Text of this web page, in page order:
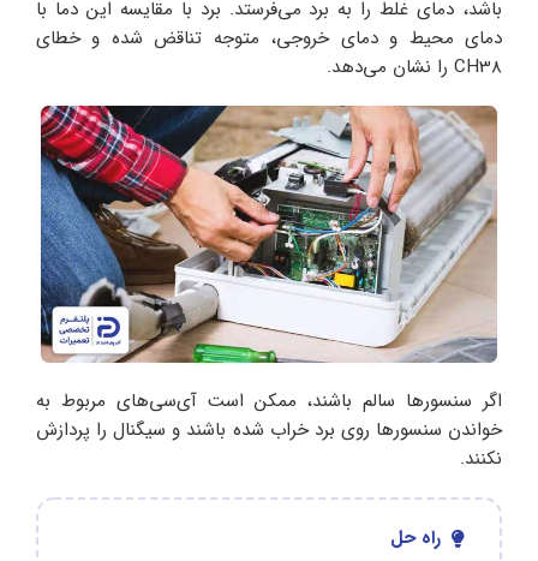
باشد، دمای غلط را به برد می‌فرستد. برد با مقایسه این دما با
دمای محیط و دمای خروجی، متوجه تناقض شده و خطای
CH38 را نشان می‌دهد.
اگر سنسورها سالم باشند، ممکن است آی‌سی‌های مربوط به
خواندن سنسورها روی برد خراب شده باشند و سیگنال را پردازش
نکنند.
راه حل